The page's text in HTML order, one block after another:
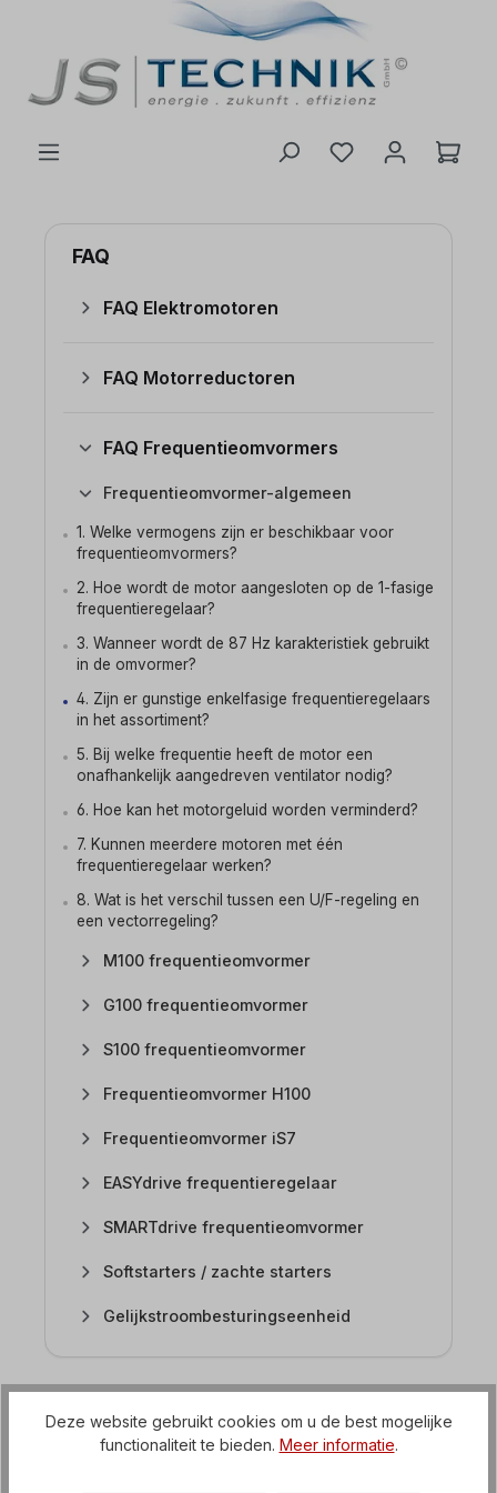
FAQ
FAQ Elektromotoren
FAQ Motorreductoren
FAQ Frequentieomvormers
Frequentieomvormer-algemeen
1. Welke vermogens zijn er beschikbaar voor
frequentieomvormers?
2. Hoe wordt de motor aangesloten op de 1-fasige
frequentieregelaar?
3. Wanneer wordt de 87 Hz karakteristiek gebruikt
in de omvormer?
4. Zijn er gunstige enkelfasige frequentieregelaars
in het assortiment?
5. Bij welke frequentie heeft de motor een
onafhankelijk aangedreven ventilator nodig?
6. Hoe kan het motorgeluid worden verminderd?
7. Kunnen meerdere motoren met één
frequentieregelaar werken?
8. Wat is het verschil tussen een U/F-regeling en
een vectorregeling?
M100 frequentieomvormer
G100 frequentieomvormer
S100 frequentieomvormer
Frequentieomvormer H100
Frequentieomvormer iS7
EASYdrive frequentieregelaar
SMARTdrive frequentieomvormer
Softstarters / zachte starters
Gelijkstroombesturingseenheid
4. Zijn er gunstige enkelfasige
frequentieregelaars in het
Deze website gebruikt cookies om u de best mogelijke
functionaliteit te bieden. Meer informatie.